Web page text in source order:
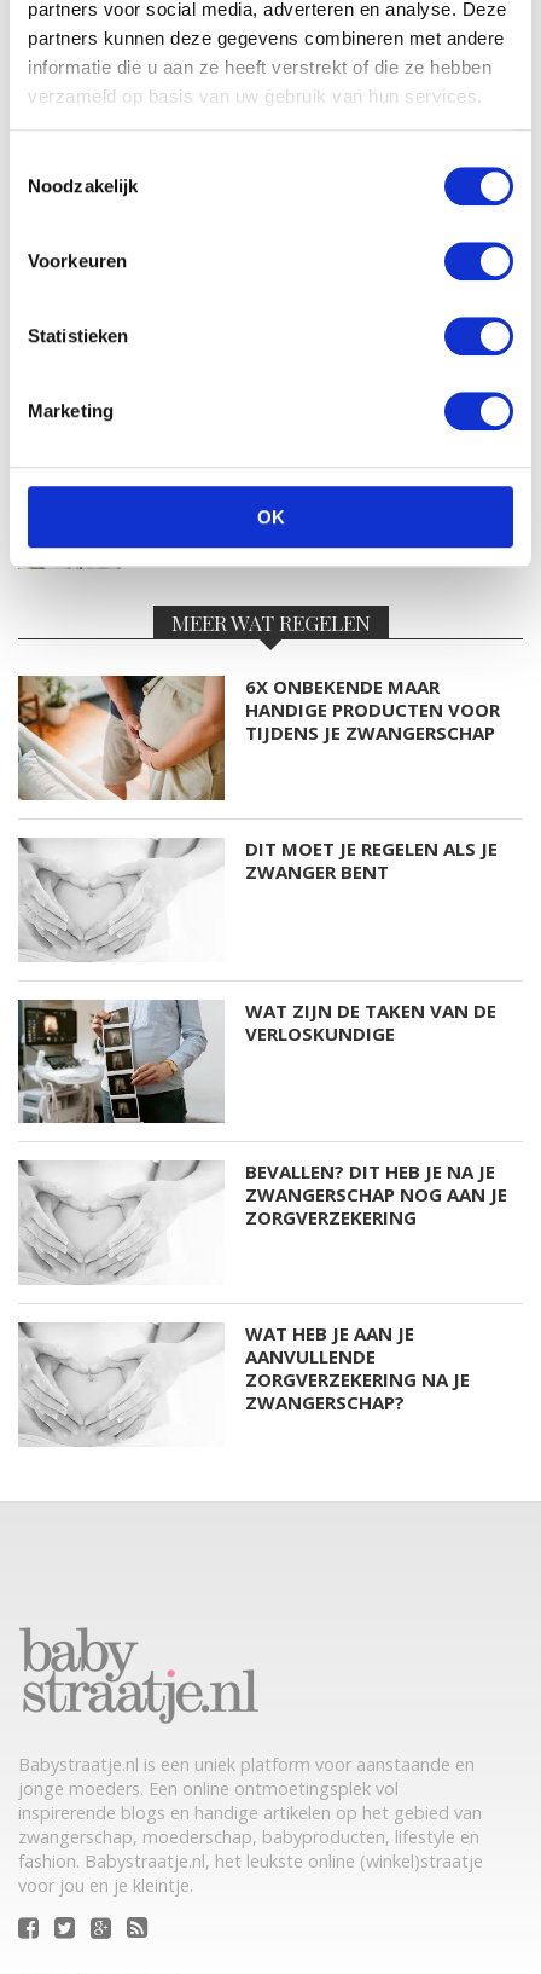
partners voor social media, adverteren en analyse. Deze
partners kunnen deze gegevens combineren met andere
informatie die u aan ze heeft verstrekt of die ze hebben
verzameld op basis van uw gebruik van hun services.
Noodzakelijk
Voorkeuren
Statistieken
Marketing
OK
DEZE HEMA ZWANGERSCHAPSONDERGOED
ESSENTIALS HAD JE LIEVER EERDER ONTDEKT
TOP 5 BESTE LANDAL VAKANTIEPARKEN VOOR
VAN TRADITIONELE GIPSBUIK NAAR MODERN
MEER WAT REGELEN
6X ONBEKENDE MAAR
HANDIGE PRODUCTEN VOOR
TIJDENS JE ZWANGERSCHAP
DIT MOET JE REGELEN ALS JE
ZWANGER BENT
WAT ZIJN DE TAKEN VAN DE
VERLOSKUNDIGE
BEVALLEN? DIT HEB JE NA JE
ZWANGERSCHAP NOG AAN JE
ZORGVERZEKERING
WAT HEB JE AAN JE
AANVULLENDE
ZORGVERZEKERING NA JE
ZWANGERSCHAP?
Babystraatje.nl is een uniek platform voor aanstaande en
jonge moeders. Een online ontmoetingsplek vol
inspirerende blogs en handige artikelen op het gebied van
zwangerschap, moederschap, babyproducten, lifestyle en
fashion. Babystraatje.nl, het leukste online (winkel)straatje
voor jou en je kleintje.